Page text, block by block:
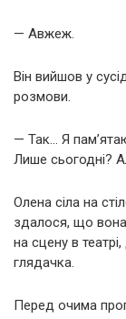
— Авжеж.
Він вийшов у
розмови.
— Так… Я
Лише сьогодні?
Олена сіла на
здалося, що
на сцену в
глядачка.
Перед очима